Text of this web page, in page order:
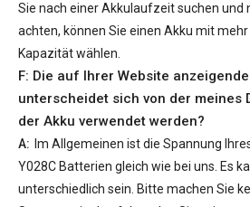
Sie nach einer Akkulaufzeit suchen und
achten, können Sie einen Akku mit
Kapazität wählen.
F: Die auf Ihrer Website
unterscheidet sich von der meines
der Akku verwendet werden?
A: Im Allgemeinen ist die Spannung
Y028C Batterien gleich wie bei uns. Es
unterschiedlich sein. Bitte machen Sie